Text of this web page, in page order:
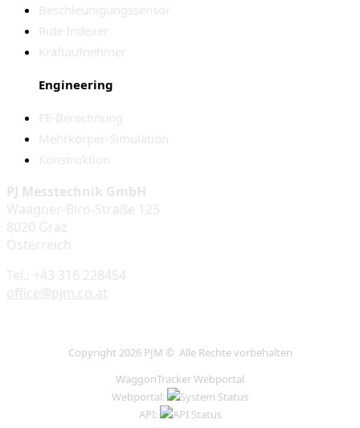
Beschleunigungssensor
Ride Indexer
Kraftaufnehmer
Engineering
FE-Berechnung
Mehrkörper-Simulation
Konstruktion
PJ Messtechnik GmbH
Waagner-Biro-Straße 125
8020 Graz
Österreich
Tel.: +43 316 228454
office@pjm.co.at
Copyright 2026 PJM © Alle Rechte vorbehalten
WaggonTracker Webportal
Webportal:
API: